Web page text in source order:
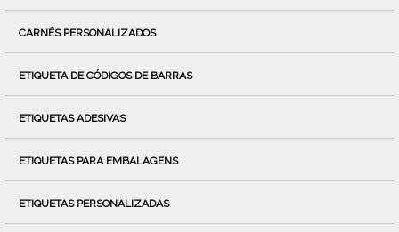
CARNÊS PERSONALIZADOS
ETIQUETA DE CÓDIGOS DE BARRAS
ETIQUETAS ADESIVAS
ETIQUETAS PARA EMBALAGENS
ETIQUETAS PERSONALIZADAS